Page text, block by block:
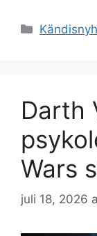
Kategorier
Darth
Wars
juli 18, 2026